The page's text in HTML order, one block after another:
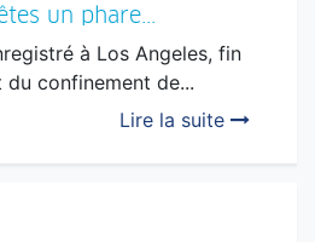
un phare...
à Los Angeles, fin
confinement de...
Lire la suite